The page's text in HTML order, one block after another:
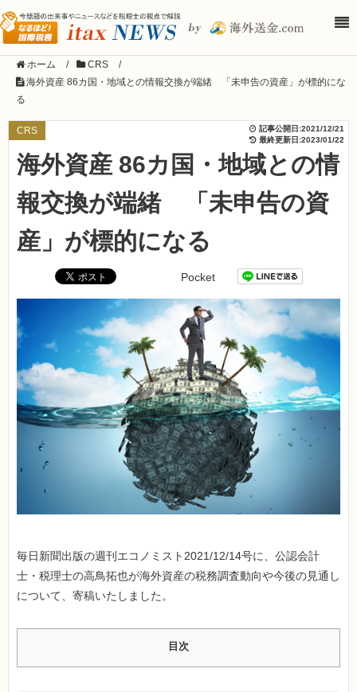
ホーム / CRS
/
海外資産 86カ国・地域との情報交換が端緒 「未申告の資産」が標的にな
る
CRS 記事公開日:2021/12/21
最終更新日:2023/01/22
海外資産 86カ国・地域との情
報交換が端緒 「未申告の資
産」が標的になる
Pocket
毎日新聞出版の週刊エコノミスト2021/12/14号に、公認会計
士・税理士の高鳥拓也が海外資産の税務調査動向や今後の見通し
について、寄稿いたしました。
目次